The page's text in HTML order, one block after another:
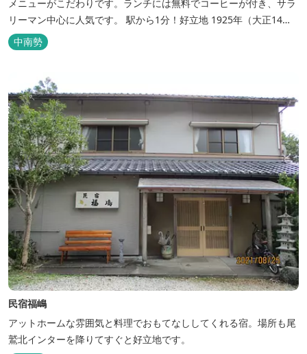
メニューがこだわりです。ランチには無料でコーヒーが付き、サラ
リーマン中心に人気です。 駅から1分！好立地 1925年（大正14
年）に開業した歴史ある旅館。JR三瀬谷駅から徒歩一分と好立地の
場所にあり、大変便利です。 部屋数は11室、大広間が2部屋。少人
品数...
中南勢
民宿福嶋
アットホームな雰囲気と料理でおもてなししてくれる宿。場所も尾
鷲北インターを降りてすぐと好立地です。